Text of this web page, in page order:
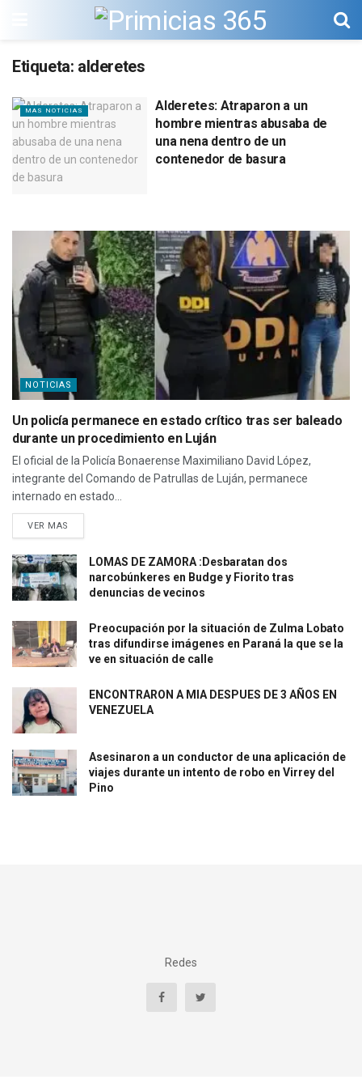
Etiqueta: alderetes
MAS NOTICIAS
Alderetes: Atraparon a un
hombre mientras abusaba de
una nena dentro de un
contenedor de basura
NOTICIAS
Un policía permanece en estado crítico tras ser baleado
durante un procedimiento en Luján
El oficial de la Policía Bonaerense Maximiliano David López,
integrante del Comando de Patrullas de Luján, permanece
internado en estado...
VER MAS
LOMAS DE ZAMORA :Desbaratan dos
narcobúnkeres en Budge y Fiorito tras
denuncias de vecinos
Preocupación por la situación de Zulma Lobato
tras difundirse imágenes en Paraná la que se la
ve en situación de calle
ENCONTRARON A MIA DESPUES DE 3 AÑOS EN
VENEZUELA
Asesinaron a un conductor de una aplicación de
viajes durante un intento de robo en Virrey del
Pino
Redes